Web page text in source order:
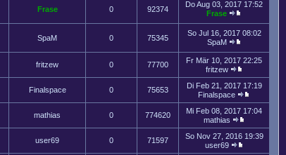
Frase 0 92374
Do Aug 03, 2017 17:52
Frase
SpaM 0 75345
So Jul 16, 2017 08:02
SpaM
fritzew 0 77700
Fr Mär 10, 2017 22:25
fritzew
Finalspace 0 75653
Di Feb 21, 2017 17:19
Finalspace
mathias 0 774620
Mi Feb 08, 2017 17:04
mathias
user69 0 71597
So Nov 27, 2016 19:39
user69